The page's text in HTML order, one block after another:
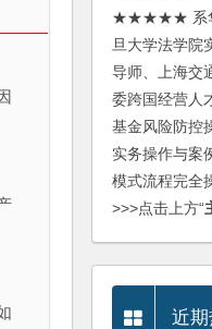
★★★★★ 系华
旦大学法学院
导师、上海交
委跨国经营人
基金风险防控
实务操作与案
模式流程完全
>>>点击上方“
近